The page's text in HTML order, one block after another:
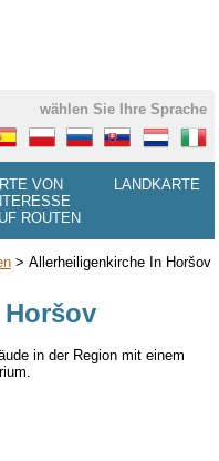
wählen Sie Ihre Sprache
VON
ROUTEN
LANDKARTE
> Allerheiligenkirche In Horšov
in der Region mit einem